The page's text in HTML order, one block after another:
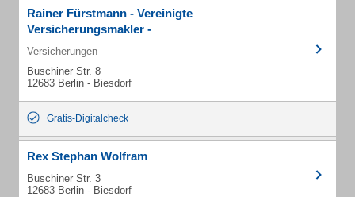
Rainer Fürstmann - Vereinigte
Versicherungsmakler -
Versicherungen
Buschiner Str. 8
12683 Berlin - Biesdorf
Gratis-Digitalcheck
Rex Stephan Wolfram
Buschiner Str. 3
12683 Berlin - Biesdorf